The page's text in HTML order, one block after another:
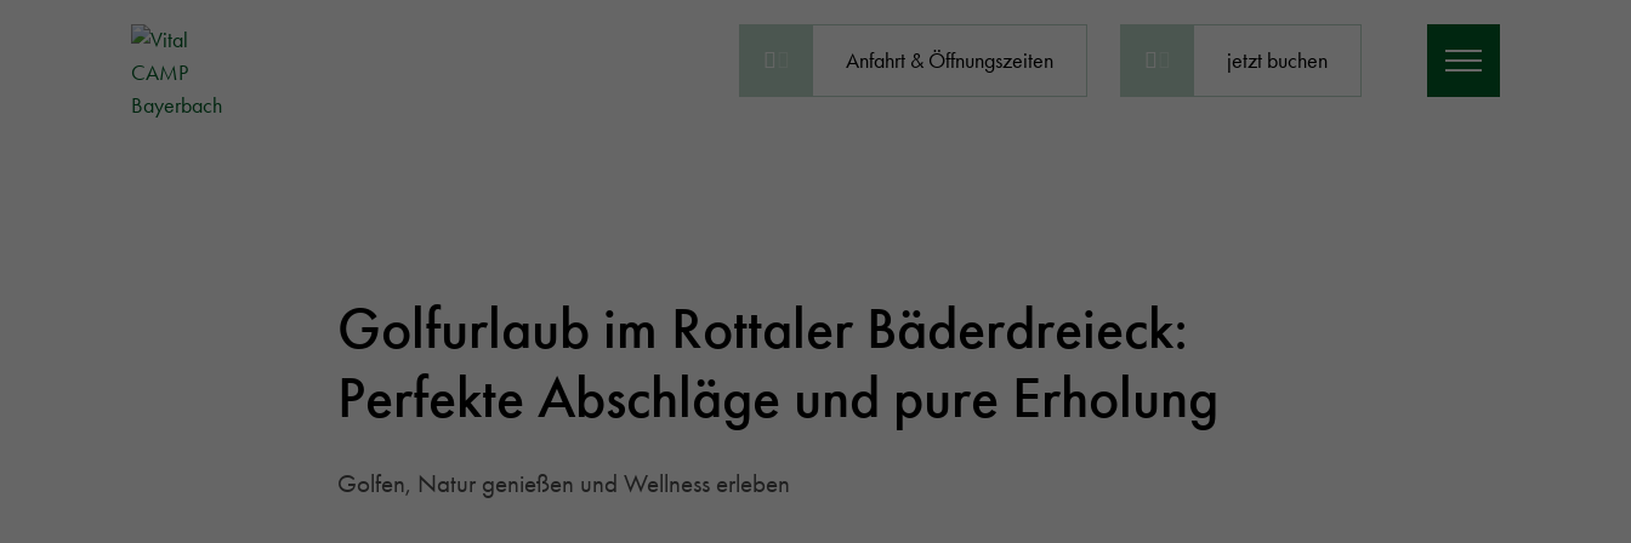
Anfahrt & Öffnungszeiten jetzt buchen
Golfurlaub im Rottaler Bäderdreieck:
Perfekte Abschläge und pure Erholung
Golfen, Natur genießen und Wellness erleben